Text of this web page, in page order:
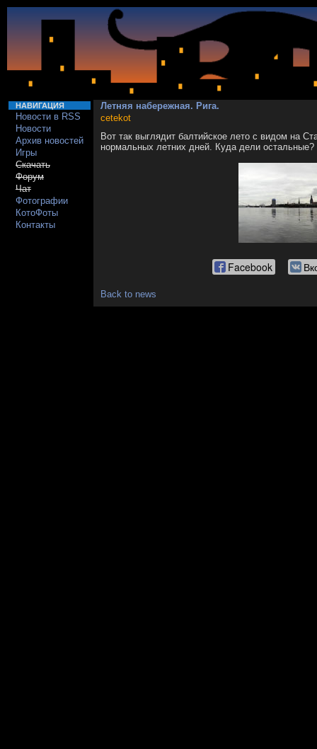
НАВИГАЦИЯ
Новости в RSS
Новости
Архив новостей
Игры
Скачать
Форум
Чат
Фотографии
КотоФоты
Контакты
Летняя набережная. Рига.
cetekot
Вот так выглядит балтийское лето с видом на
нормальных летних дней. Куда дели остальные?
Facebook
Back to news